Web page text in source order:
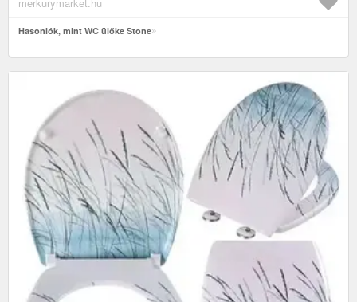
Hasonlók, mint WC ülőke Stone